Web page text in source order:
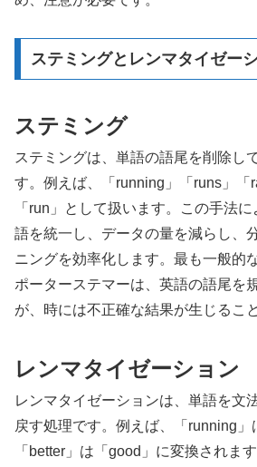
ステミングとレンマタイゼー
ステミング
ステミングは、単語の語尾を削除し
す。例えば、「running」「runs」「
「run」として扱います。この手法
語を統一し、データの量を減らし、
ニングを効率化します。最も一般的
ポーターステマーは、英語の語尾を
が、時には不正確な結果が生じるこ
レンマタイゼーション
レンマタイゼーションは、単語を文
戻す処理です。例えば、「running」
「better」は「good」に変換されま